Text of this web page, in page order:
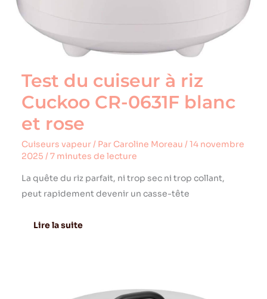
Test du cuiseur à riz
Cuckoo CR-0631F blanc
et rose
Cuiseurs vapeur/ Par Caroline Moreau /14 novembre
2025 /7 minutes de lecture
La quête du riz parfait, ni trop sec ni trop collant,
peut rapidement devenir un casse-tête
Lire la suite